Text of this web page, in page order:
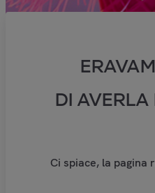
DI AVERLA
Ci spiace, la pagina